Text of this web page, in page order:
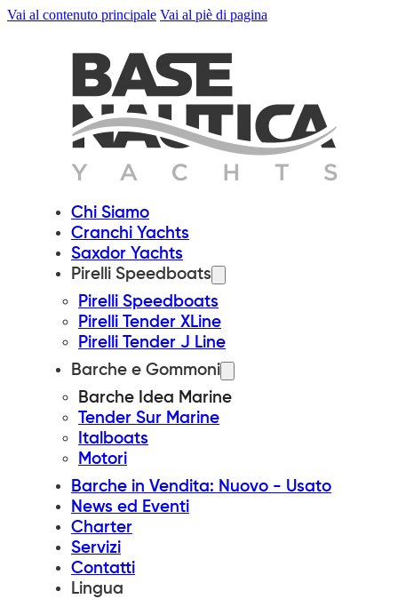
Vai al contenuto principale Vai al piè di pagina
Chi Siamo
Cranchi Yachts
Saxdor Yachts
Pirelli Speedboats
Pirelli Speedboats
Pirelli Tender XLine
Pirelli Tender J Line
Barche e Gommoni
Barche Idea Marine
Tender Sur Marine
Italboats
Motori
Barche in Vendita: Nuovo - Usato
News ed Eventi
Charter
Servizi
Contatti
Lingua